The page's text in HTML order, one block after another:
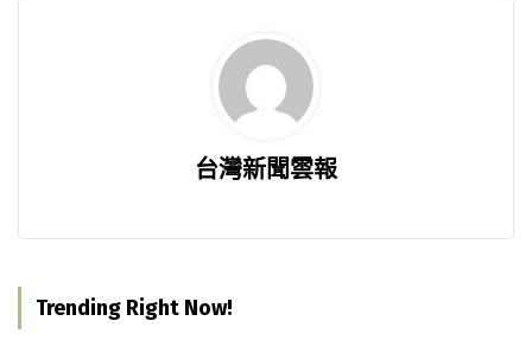
台灣新聞雲報
Trending Right Now!